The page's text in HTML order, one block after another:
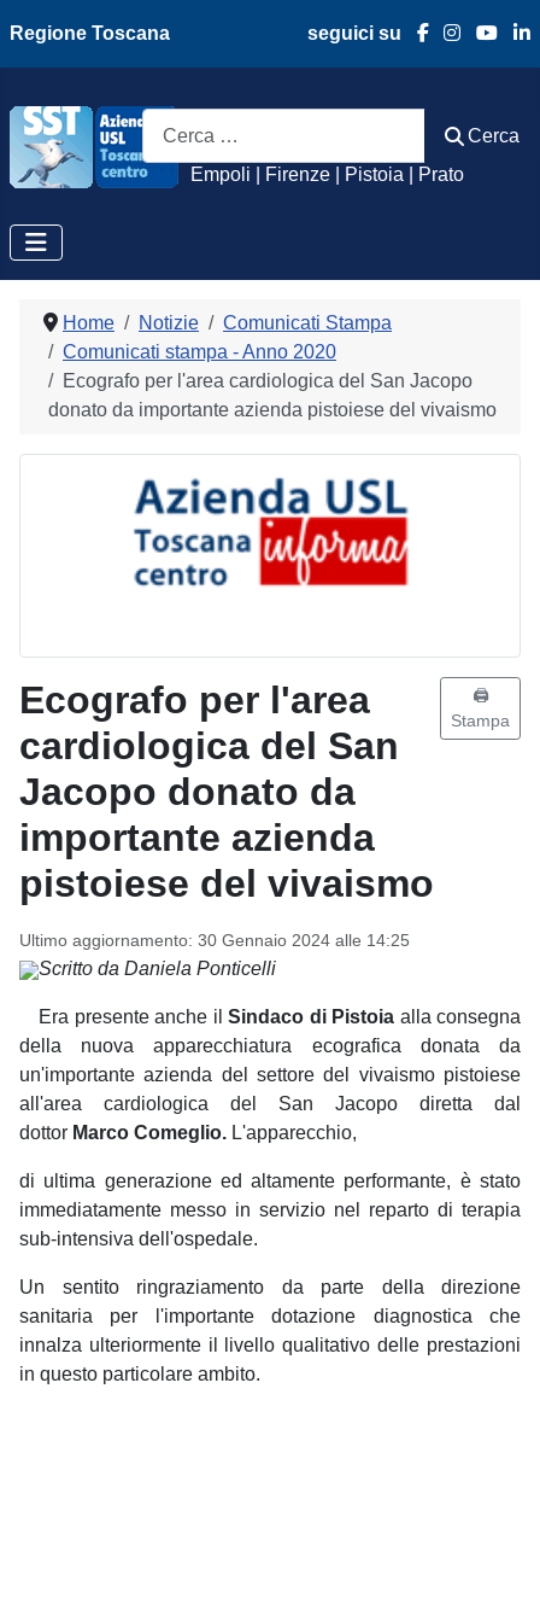
Regione Toscana seguici su
Azienda Usl
Empoli | Firenze | Pistoia | Prato
Cerca
Cerca
Home Notizie
Comunicati Stampa
Comunicati stampa - Anno 2020
Ecografo per l'area cardiologica del San Jacopo
donato da importante azienda pistoiese del vivaismo
Ecografo per l'area
cardiologica del San
Jacopo donato da
importante azienda
pistoiese del vivaismo
Ultimo aggiornamento: 30 Gennaio 2024 alle 14:25
🖨️
Stampa
Scritto da Daniela Ponticelli
Era presente anche il Sindaco di Pistoia alla consegna
della nuova apparecchiatura ecografica donata da
un'importante azienda del settore del vivaismo pistoiese
all'area cardiologica del San Jacopo diretta dal
dottor Marco Comeglio. L'apparecchio,
di ultima generazione ed altamente performante, è stato
immediatamente messo in servizio nel reparto di terapia
sub-intensiva dell'ospedale.
Un sentito ringraziamento da parte della direzione
sanitaria per l'importante dotazione diagnostica che
innalza ulteriormente il livello qualitativo delle prestazioni
in questo particolare ambito.